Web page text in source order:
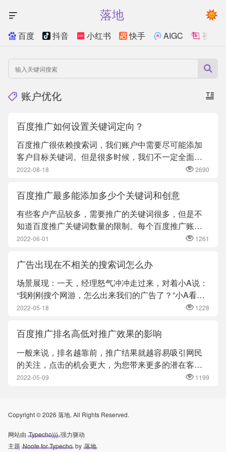
落地
百度 抖音 小红书 快手 AIGC 视频
账户优化
百度推广如何设置关键词定向？
百度推广很依赖搜索词，我们账户中需要尽可能添加
客户目标关键词。但是很多时候，我们不一定全面考
虑。这个时候我们需要数...
2022-08-18 2690
百度推广最多能添加多少个关键词和创意
有些客户产品较多，需要推广的关键词很多，但是不
知道百度推广关键词数量的限制。每个百度推广账户
最多能创建400个推广...
2022-06-01 1261
广告出现在不相关的搜索词怎么办
场景展现：一天，经理怒气冲冲走过来，对着小A说：
“我刚刚搜个网游，怎么出来我们的广告了？”小A看了
经理的手机搜索界...
2022-05-18 1228
百度推广排名高低对推广效果的影响
一般来说，排名越靠前，推广结果就越容易吸引网民
的关注，点击的机会更大，为您带来更多的潜在客户
访问。同时，排名靠前更...
2022-05-09 1199
Copyright © 2026 落地. All Rights Reserved.
网站由 Typecho)))强力驱动
主题 Noote for Typecho by 落地